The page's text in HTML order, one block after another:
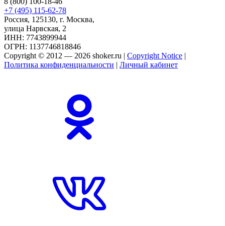
+7 (495) 115-62-78
Россия, 125130, г. Москва,
улица Нарвская, 2
ИНН: 7743899944
ОГРН: 1137746818846
Copyright © 2012 — 2026 shoker.ru | Copyright Notice |
Политика конфиденциальности | Личный кабинет